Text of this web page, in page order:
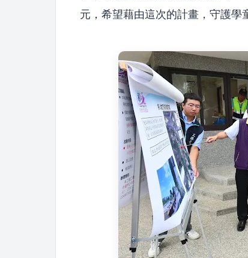
元，希望藉由這次的計畫，守護學